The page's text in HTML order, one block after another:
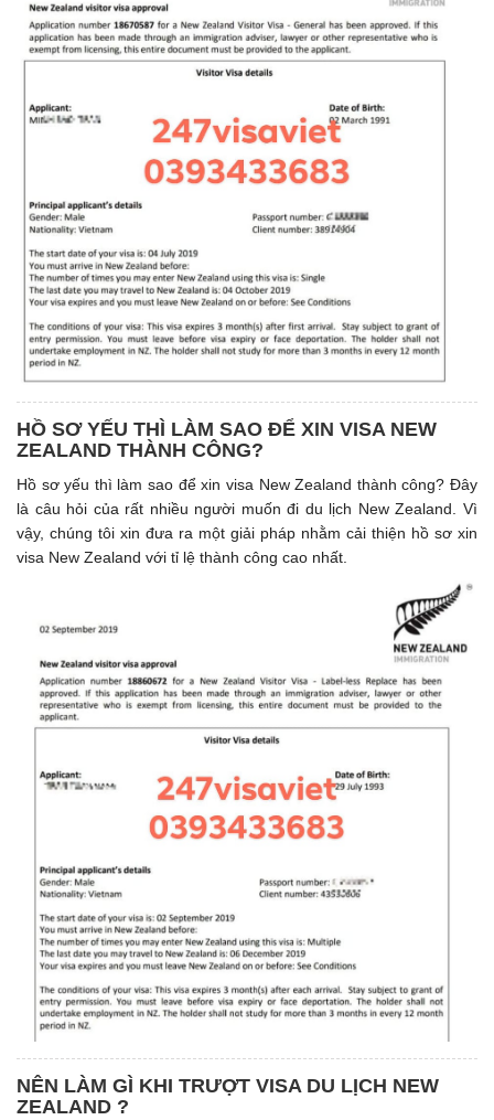
HỒ SƠ YẾU THÌ LÀM SAO ĐỂ XIN VISA NEW
ZEALAND THÀNH CÔNG?
Hồ sơ yếu thì làm sao để xin visa New Zealand thành công? Đây
là câu hỏi của rất nhiều người muốn đi du lịch New Zealand. Vì
vậy, chúng tôi xin đưa ra một giải pháp nhằm cải thiện hồ sơ xin
visa New Zealand với tỉ lệ thành công cao nhất.
NÊN LÀM GÌ KHI TRƯỢT VISA DU LỊCH NEW
ZEALAND ?